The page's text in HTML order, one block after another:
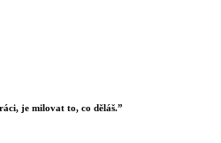
je milovat to, co děláš.”